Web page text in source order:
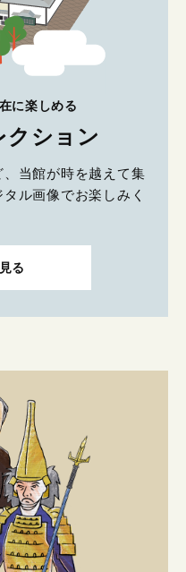
に楽しめる
クション
当館が時を越えて集
ル画像でお楽しみく
る